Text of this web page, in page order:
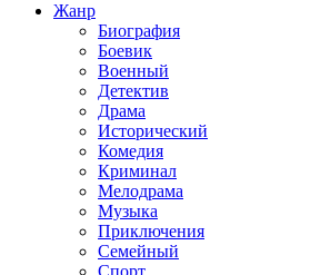
Жанр
Биография
Боевик
Военный
Детектив
Драма
Исторический
Комедия
Криминал
Мелодрама
Музыка
Приключения
Семейный